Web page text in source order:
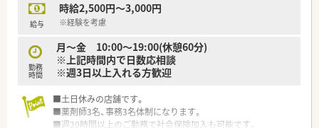
管理職への研修実施や託児所の開園などを行っています。
■女性活躍推進法に基づく三ツ星「えるぼし」の最高ランクを取
す。
【求人情報について】
を最大限に考慮して年収500万円から677万円を提示します。
■手厚い各種手当が魅力であり、一般薬剤師には月10万円、管理
薬剤師には月13万円の薬剤師手当がそれぞれ支給されます。
給与
時給2,500円～3,000円
※経験を考慮
勤務
時間
月～金 10:00～19:00(休憩60分)
※上記時間内で日数応相談
※週3日以上入れる方歓迎
■土日休みの店舗です。
■薬剤師3名、事務3名体制になります。
■週20時間以上のご勤務で社会保険加入も可能です。